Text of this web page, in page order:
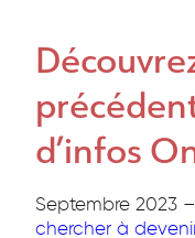
Création
de
spectacles
La
Sitala
–
d’infos
Septembre 2023 –
chercher à